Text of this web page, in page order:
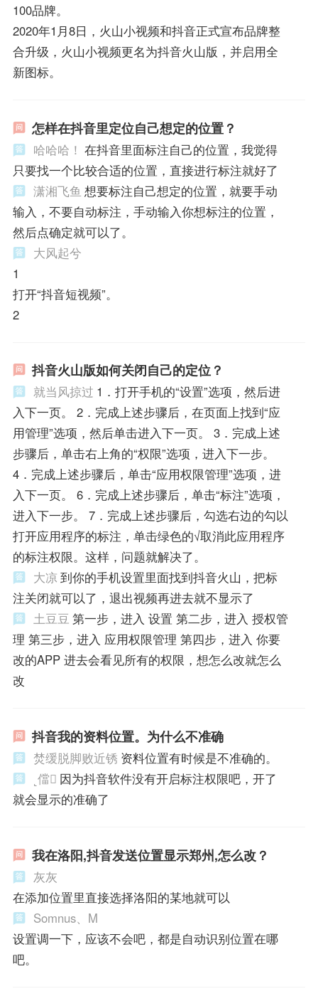
100品牌。
2020年1月8日，火山小视频和抖音正式宣布品牌整
合升级，火山小视频更名为抖音火山版，并启用全
新图标。
怎样在抖音里定位自己想定的位置？
哈哈哈！ 在抖音里面标注自己的位置，我觉得
只要找一个比较合适的位置，直接进行标注就好了
潇湘飞鱼 想要标注自己想定的位置，就要手动
输入，不要自动标注，手动输入你想标注的位置，
然后点确定就可以了。
大风起兮
1
打开“抖音短视频”。
2
抖音火山版如何关闭自己的定位？
就当风掠过 1．打开手机的“设置”选项，然后进
入下一页。 2．完成上述步骤后，在页面上找到“应
用管理”选项，然后单击进入下一页。 3．完成上述
步骤后，单击右上角的“权限”选项，进入下一步。
4．完成上述步骤后，单击“应用权限管理”选项，进
入下一页。 6．完成上述步骤后，单击“标注”选项，
进入下一步。 7．完成上述步骤后，勾选右边的勾以
打开应用程序的标注，单击绿色的√取消此应用程序
的标注权限。这样，问题就解决了。
大凉 到你的手机设置里面找到抖音火山，把标
注关闭就可以了，退出视频再进去就不显示了
土豆豆 第一步，进入 设置 第二步，进入 授权管
理 第三步，进入 应用权限管理 第四步，进入 你要
改的APP 进去会看见所有的权限，想怎么改就怎么
改
抖音我的资料位置。为什么不准确
焚缓脱脚败近锈 资料位置有时候是不准确的。
˻儅 因为抖音软件没有开启标注权限吧，开了
就会显示的准确了
我在洛阳,抖音发送位置显示郑州,怎么改？
灰灰
在添加位置里直接选择洛阳的某地就可以
Somnus、M
设置调一下，应该不会吧，都是自动识别位置在哪
吧。